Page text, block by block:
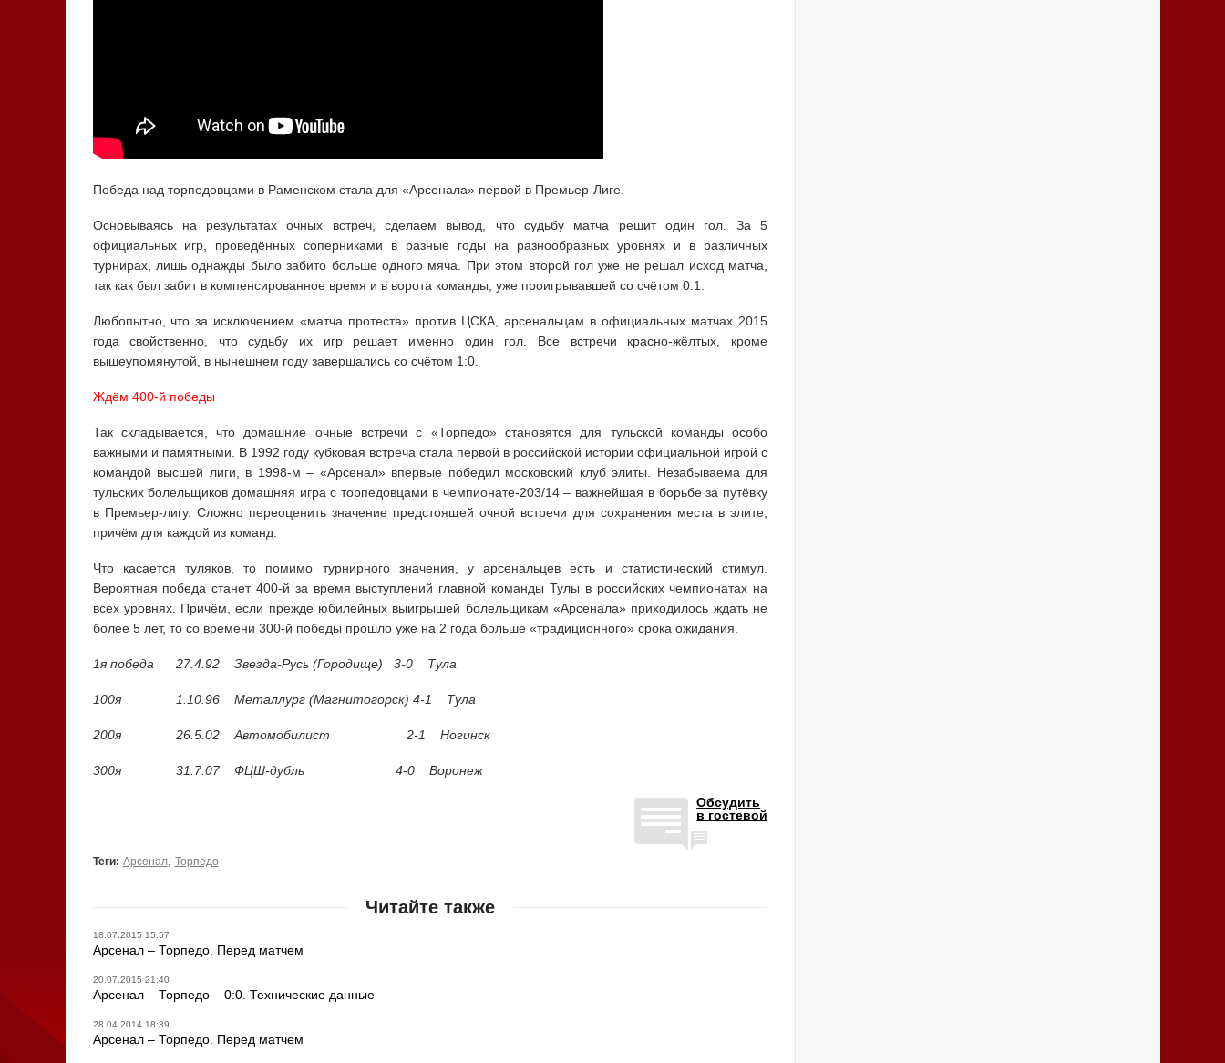
Победа над торпедовцами в Раменском стала для «Арсенала» первой в Премьер-Лиге.
Основываясь на результатах очных встреч, сделаем вывод, что судьбу матча решит один гол. За 5
официальных игр, проведённых соперниками в разные годы на разнообразных уровнях и в различных
турнирах, лишь однажды было забито больше одного мяча. При этом второй гол уже не решал исход матча,
так как был забит в компенсированное время и в ворота команды, уже проигрывавшей со счётом 0:1.
Любопытно, что за исключением «матча протеста» против ЦСКА, арсенальцам в официальных матчах 2015
года свойственно, что судьбу их игр решает именно один гол. Все встречи красно-жёлтых, кроме
вышеупомянутой, в нынешнем году завершались со счётом 1:0.
Ждём 400-й победы
Так складывается, что домашние очные встречи с «Торпедо» становятся для тульской команды особо
важными и памятными. В 1992 году кубковая встреча стала первой в российской истории официальной игрой с
командой высшей лиги, в 1998-м – «Арсенал» впервые победил московский клуб элиты. Незабываема для
тульских болельщиков домашняя игра с торпедовцами в чемпионате-203/14 – важнейшая в борьбе за путёвку
в Премьер-лигу. Сложно переоценить значение предстоящей очной встречи для сохранения места в элите,
причём для каждой из команд.
Что касается туляков, то помимо турнирного значения, у арсенальцев есть и статистический стимул.
Вероятная победа станет 400-й за время выступлений главной команды Тулы в российских чемпионатах на
всех уровнях. Причём, если прежде юбилейных выигрышей болельщикам «Арсенала» приходилось ждать не
более 5 лет, то со времени 300-й победы прошло уже на 2 года больше «традиционного» срока ожидания.
1я победа 27.4.92 Звезда-Русь (Городище) 3-0 Тула
100я 1.10.96 Металлург (Магнитогорск) 4-1 Тула
200я 26.5.02 Автомобилист 2-1 Ногинск
300я 31.7.07 ФЦШ-дубль 4-0 Воронеж
Обсудить
в гостевой
Теги: Арсенал, Торпедо
Читайте также
18.07.2015 15:57
Арсенал – Торпедо. Перед матчем
20.07.2015 21:40
Арсенал – Торпедо – 0:0. Технические данные
28.04.2014 18:39
Арсенал – Торпедо. Перед матчем